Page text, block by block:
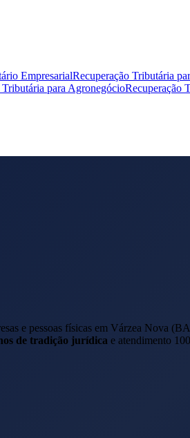
EmpresarialRecuperação Tributária
Tributária para AgronegócioRecuperação
e pessoas físicas em Várzea Nova (BA
de tradição jurídica e atendimento